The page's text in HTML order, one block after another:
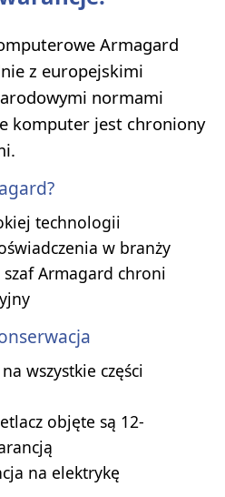
Armagard
z europejskimi
normami
komputer jest chroniony
technologii
w branży
Armagard chroni
wszystkie części
objęte są 12-
na elektrykę